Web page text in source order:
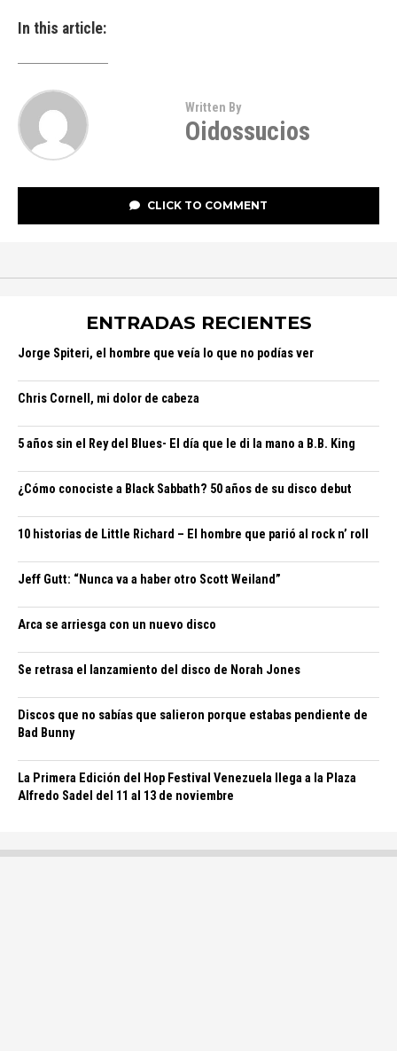
In this article:
Written By
Oidossucios
CLICK TO COMMENT
ENTRADAS RECIENTES
Jorge Spiteri, el hombre que veía lo que no podías ver
Chris Cornell, mi dolor de cabeza
5 años sin el Rey del Blues- El día que le di la mano a B.B. King
¿Cómo conociste a Black Sabbath? 50 años de su disco debut
10 historias de Little Richard – El hombre que parió al rock n’ roll
Jeff Gutt: “Nunca va a haber otro Scott Weiland”
Arca se arriesga con un nuevo disco
Se retrasa el lanzamiento del disco de Norah Jones
Discos que no sabías que salieron porque estabas pendiente de
Bad Bunny
La Primera Edición del Hop Festival Venezuela llega a la Plaza
Alfredo Sadel del 11 al 13 de noviembre